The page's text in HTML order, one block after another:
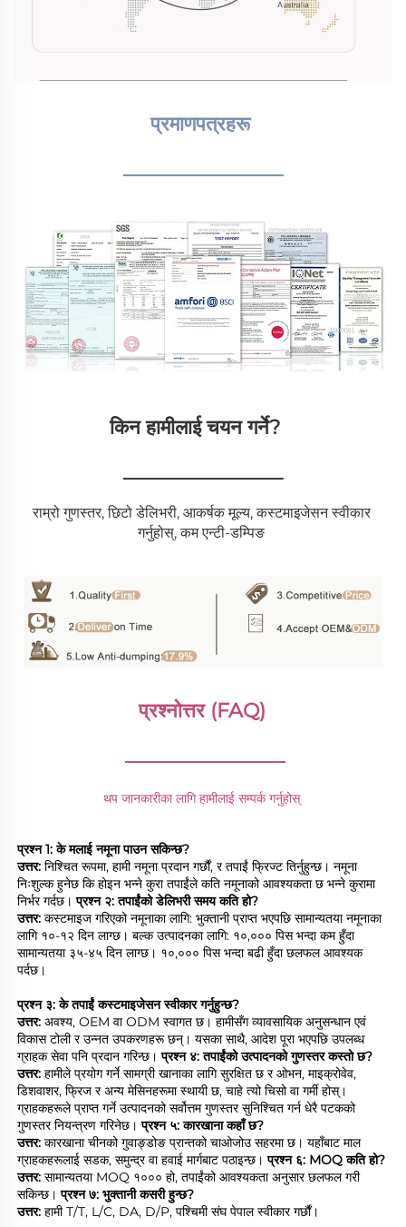
प्रमाणपत्रहरू
________________
किन हामीलाई चयन गर्ने?
________________
राम्रो गुणस्तर, छिटो डेलिभरी, आकर्षक मूल्य, कस्टमाइजेसन स्वीकार
गर्नुहोस्, कम एन्टी-डम्पिङ
प्रश्नोत्तर (FAQ)
________________
थप जानकारीका लागि हामीलाई सम्पर्क गर्नुहोस्
प्रश्न 1: के मलाई नमूना पाउन सकिन्छ?
उत्तर: निश्चित रूपमा, हामी नमूना प्रदान गर्छौं, र तपाईं फ्रिज्ट तिर्नुहुन्छ। नमूना
निःशुल्क हुनेछ कि होइन भन्ने कुरा तपाईंले कति नमूनाको आवश्यकता छ भन्ने कुरामा
निर्भर गर्दछ। प्रश्न २: तपाईंको डेलिभरी समय कति हो?
उत्तर: कस्टमाइज गरिएको नमूनाका लागि: भुक्तानी प्राप्त भएपछि सामान्यतया नमूनाका
लागि १०-१२ दिन लाग्छ। बल्क उत्पादनका लागि: १०,००० पिस भन्दा कम हुँदा
सामान्यतया ३५-४५ दिन लाग्छ। १०,००० पिस भन्दा बढी हुँदा छलफल आवश्यक
पर्दछ।
प्रश्न ३: के तपाईं कस्टमाइजेसन स्वीकार गर्नुहुन्छ?
उत्तर: अवश्य, OEM वा ODM स्वागत छ। हामीसँग व्यावसायिक अनुसन्धान एवं
विकास टोली र उन्नत उपकरणहरू छन्। यसका साथै, आदेश पूरा भएपछि उपलब्ध
ग्राहक सेवा पनि प्रदान गरिन्छ। प्रश्न ४: तपाईंको उत्पादनको गुणस्तर कस्तो छ?
उत्तर: हामीले प्रयोग गर्ने सामग्री खानाका लागि सुरक्षित छ र ओभन, माइक्रोवेव,
डिशवाशर, फ्रिज र अन्य मेसिनहरूमा स्थायी छ, चाहे त्यो चिसो वा गर्मी होस्।
ग्राहकहरूले प्राप्त गर्ने उत्पादनको सर्वोत्तम गुणस्तर सुनिश्चित गर्न धेरै पटकको
गुणस्तर नियन्त्रण गरिनेछ। प्रश्न ५: कारखाना कहाँ छ?
उत्तर: कारखाना चीनको गुवाङ्डोङ प्रान्तको चाओजोउ सहरमा छ। यहाँबाट माल
ग्राहकहरूलाई सडक, समुन्द्र वा हवाई मार्गबाट पठाइन्छ। प्रश्न ६: MOQ कति हो?
उत्तर: सामान्यतया MOQ १००० हो, तपाईंको आवश्यकता अनुसार छलफल गरी
सकिन्छ। प्रश्न ७: भुक्तानी कसरी हुन्छ?
उत्तर: हामी T/T, L/C, DA, D/P, पश्चिमी संघ पेपाल स्वीकार गर्छौं।